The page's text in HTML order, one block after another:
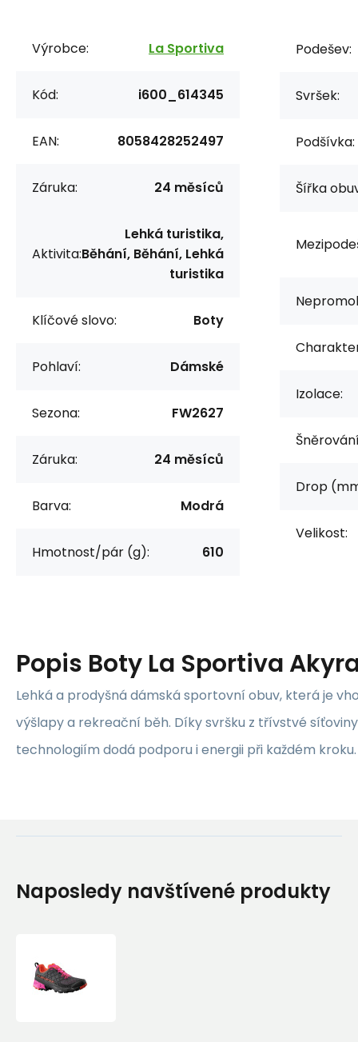
Výrobce: La Sportiva
Kód: i600_614345
EAN: 8058428252497
Záruka: 24 měsíců
Aktivita:
Lehká turistika,
Běhání, Běhání, Lehká
turistika
Klíčové slovo: Boty
Pohlaví: Dámské
Sezona: FW2627
Záruka: 24 měsíců
Barva: Modrá
Hmotnost/pár (g): 610
Podešev:
Svršek:
Podšívka:
Šířka
Izolace:
Drop
Velikost:
Popis Boty La Sportiva
Lehká a prodyšná dámská sportovní obuv, která je
výšlapy a rekreační běh. Díky svršku z třívstvé
technologiím dodá podporu i energii při každém kroku.
Naposledy navštívené produkty